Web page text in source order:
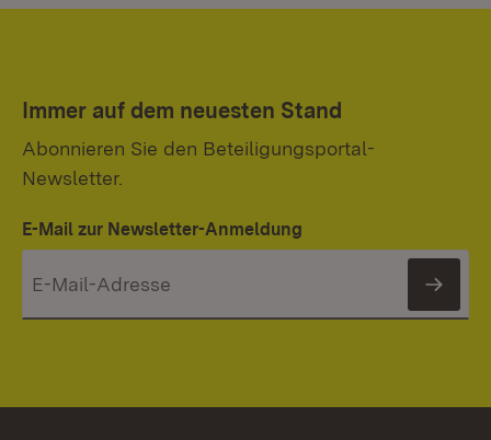
Immer auf dem neuesten Stand
Abonnieren Sie den Beteiligungsportal-
Newsletter.
E-Mail zur Newsletter-Anmeldung